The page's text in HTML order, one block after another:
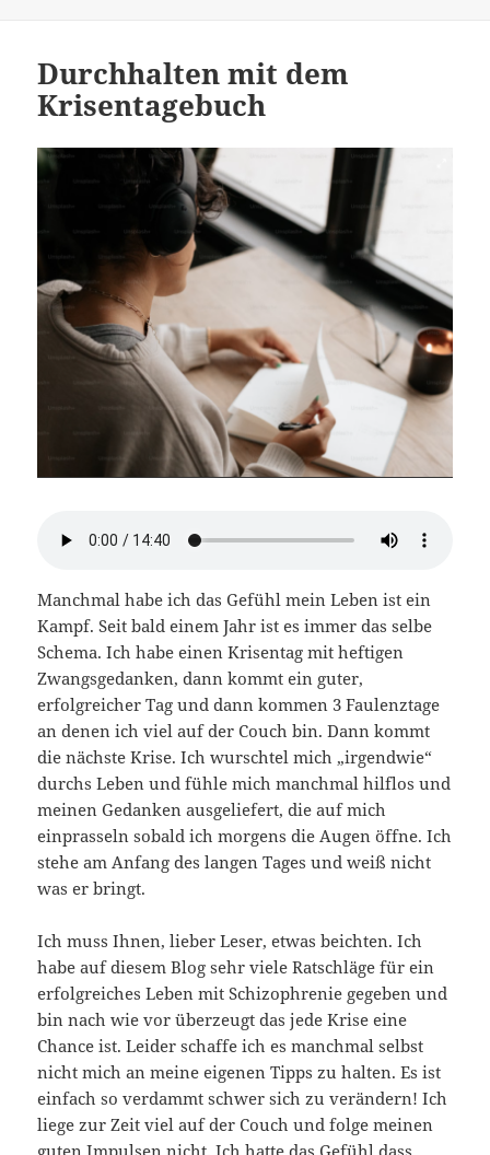
o
o
k
Durchhalten mit dem
Krisentagebuch
Manchmal habe ich das Gefühl mein Leben ist ein
Kampf. Seit bald einem Jahr ist es immer das selbe
Schema. Ich habe einen Krisentag mit heftigen
Zwangsgedanken, dann kommt ein guter,
erfolgreicher Tag und dann kommen 3 Faulenztage
an denen ich viel auf der Couch bin. Dann kommt
die nächste Krise. Ich wurschtel mich „irgendwie“
durchs Leben und fühle mich manchmal hilflos und
meinen Gedanken ausgeliefert, die auf mich
einprasseln sobald ich morgens die Augen öffne. Ich
stehe am Anfang des langen Tages und weiß nicht
was er bringt.
Ich muss Ihnen, lieber Leser, etwas beichten. Ich
habe auf diesem Blog sehr viele Ratschläge für ein
erfolgreiches Leben mit Schizophrenie gegeben und
bin nach wie vor überzeugt das jede Krise eine
Chance ist. Leider schaffe ich es manchmal selbst
nicht mich an meine eigenen Tipps zu halten. Es ist
einfach so verdammt schwer sich zu verändern! Ich
liege zur Zeit viel auf der Couch und folge meinen